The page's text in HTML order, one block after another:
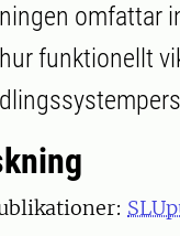
omfattar
funktionellt